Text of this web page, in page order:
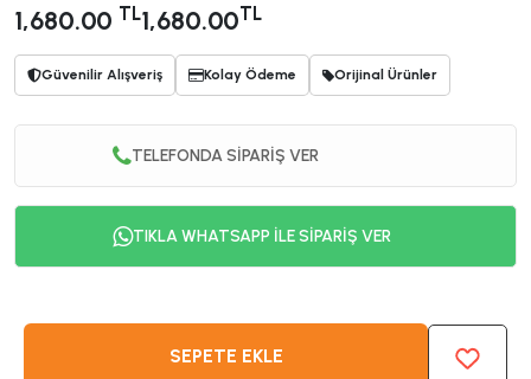
1,680.00 TL1,680.00TL
Güvenilir Alışveriş Kolay Ödeme Orijinal Ürünler
TELEFONDA SİPARİŞ VER
TIKLA WHATSAPP İLE SİPARİŞ VER
SEPETE EKLE